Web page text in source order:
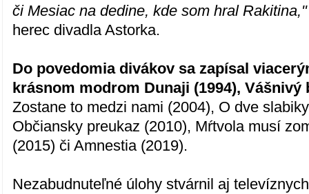
či Mesiac na dedine, kde som hral Rakitina,"
herec divadla Astorka.
Do povedomia divákov sa zapísal
krásnom modrom Dunaji (1994),
Zostane to medzi nami (2004), O dve
Občiansky preukaz (2010), Mŕtvola musí
(2015) či Amnestia (2019).
Nezabudnuteľné úlohy stvárnil aj